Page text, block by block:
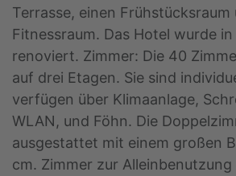
Terrasse, einen Frühstücksraum
Fitnessraum. Das Hotel wurde
renoviert. Zimmer: Die 40
auf drei Etagen. Sie sind
verfügen über Klimaanlage,
WLAN, und Föhn. Die
ausgestattet mit einem großen
cm. Zimmer zur